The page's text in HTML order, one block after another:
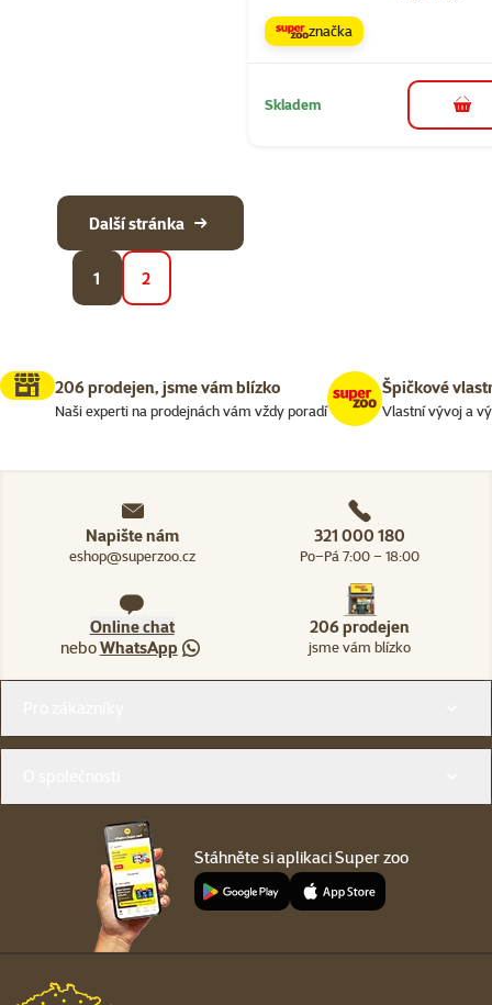
značka
Skladem do
1 2
Další stránka
206 prodejen, jsme vám blízko
Naši experti na prodejnách vám vždy poradí
Špičkové
Vlastní vývoj a
Napište nám
eshop@superzoo.cz
321 000 180
Po–Pá 7:00 – 18:00
Online chat
neboWhatsApp
206 prodejen
jsme vám blízko
Stáhněte si aplikaci Super zoo